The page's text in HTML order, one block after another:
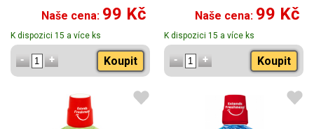
Naše cena: 99 Kč
K dispozici 15 a více ks
Koupit
Naše cena: 99 Kč
K dispozici 15 a více ks
Koupit